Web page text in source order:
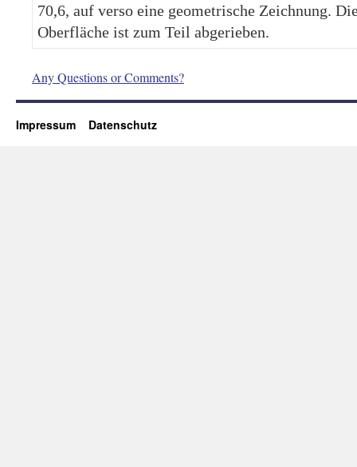
70,6, auf verso eine geometrische Zeichnung.
Oberfläche ist zum Teil abgerieben.
Any Questions or Comments?
Impressum Datenschutz